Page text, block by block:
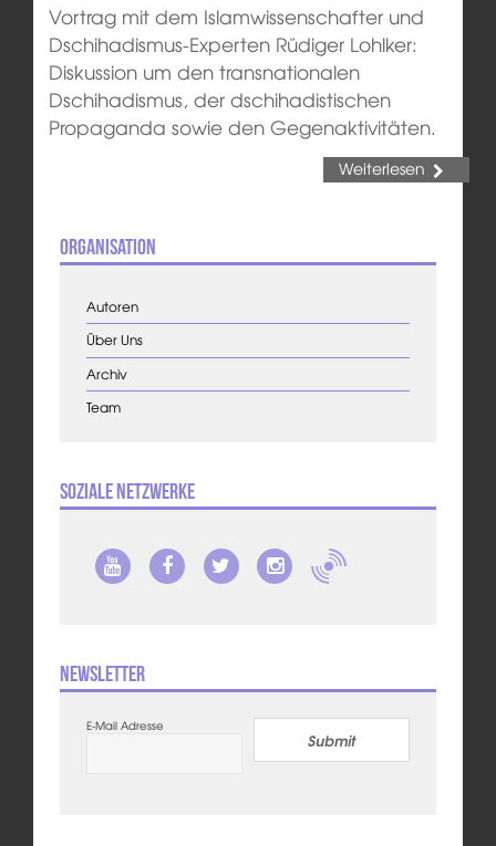
Vortrag mit dem Islamwissenschafter und
Dschihadismus-Experten Rüdiger Lohlker:
Diskussion um den transnationalen
Dschihadismus, der dschihadistischen
Propaganda sowie den Gegenaktivitäten.
Weiterlesen
Organisation
Autoren
Über Uns
Archiv
Team
Soziale Netzwerke
Newsletter
E-Mail Adresse
Submit